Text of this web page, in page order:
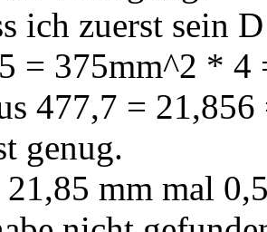
ich zuerst sein
= 375mm^2 * 4
477,7 =
genug.
mm mal